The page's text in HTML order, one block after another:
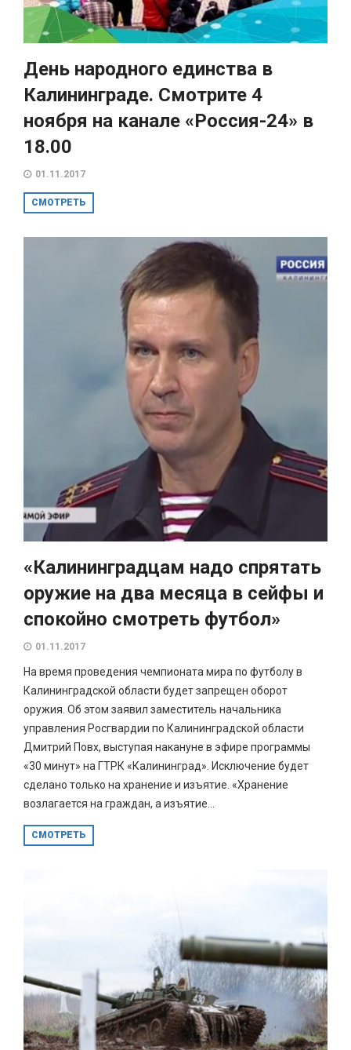
День народного единства в
Калининграде. Смотрите 4
ноября на канале «Россия-24» в
18.00
01.11.2017
СМОТРЕТЬ
«Калининградцам надо спрятать
оружие на два месяца в сейфы и
спокойно смотреть футбол»
01.11.2017
На время проведения чемпионата мира по футболу в
Калининградской области будет запрещен оборот
оружия. Об этом заявил заместитель начальника
управления Росгвардии по Калининградской области
Дмитрий Повх, выступая накануне в эфире программы
«30 минут» на ГТРК «Калининград». Исключение будет
сделано только на хранение и изъятие. «Хранение
возлагается на граждан, а изъятие...
СМОТРЕТЬ